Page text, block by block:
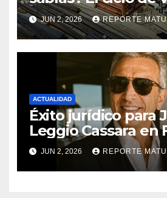
materiales de
revoluciona
proyectos
JUN 2, 2026 REPORTE
ACTUALIDAD
Éxito jurídico para
Leggio Cassara en
JUN 2, 2026 REPORTE